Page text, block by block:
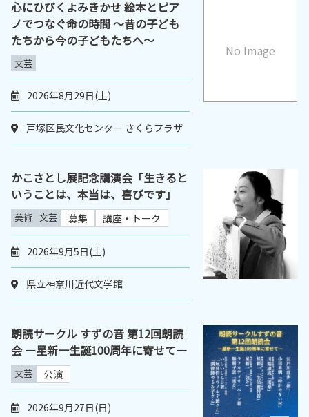
No Image
心にひびくよみきかせ 絵本とピア
ノでつなぐ命の時間 ～昔の子ども
たちから今の子どもたちへ～
文芸
2026年8月29日(土)
戸塚区民文化センター さくらプラザ
かこさとし展記念講演会「生きると
いうことは、本当は、喜びです」
美術 文芸 募集 講座・トーク
2026年9月5日(土)
県立神奈川近代文学館
朗読サークル すずの音 第12回朗読
会 ―星新一生誕100周年に寄せて―
文芸 公演
2026年9月27日(日)